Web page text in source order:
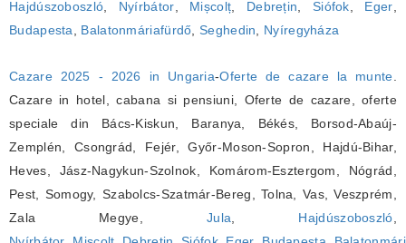
Hajdúszoboszló
Nyírbátor Mișcolț Debrețin Siófok Eger
Budapesta
Balatonmáriafürdő ,Seghedin Nyíregyháza
Cazare 2025 - 2026 in Ungaria-Oferte de cazare la munte
Cazare in hotel, cabana si pensiuni, Oferte de cazare, oferte
speciale din Bács-Kiskun, Baranya, Békés, Borsod-Abaúj-
Zemplén, Csongrád, Fejér, Győr-Moson-Sopron, Hajdú-Bihar,
Heves, Jász-Nagykun-Szolnok, Komárom-Esztergom, Nógrád,
Pest, Somogy, Szabolcs-Szatmár-Bereg, Tolna, Vas, Veszprém,
Zala Megye, Jula Hajdúszoboszló